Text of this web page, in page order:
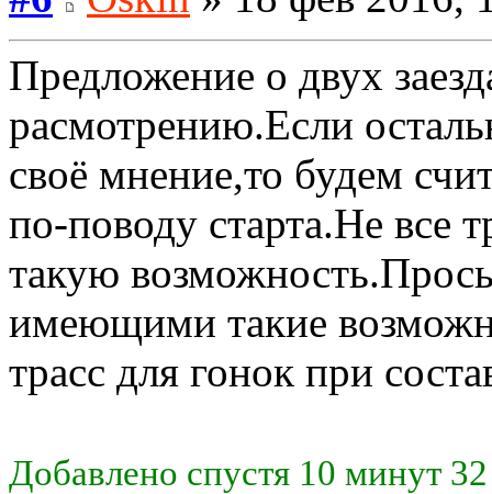
Предложение о двух
расмотрению.Если
своё мнение,то будем
по-поводу старта.Не все
такую
имеющими такие
трасс для гонок при
Добавлено спустя 10 минут